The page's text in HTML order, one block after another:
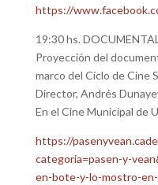
https://
19:30 hs.
Proyección del
marco del Ciclo de Cine
Director, Andrés
En el Cine Municipal de
https://
categoria=pasen-y-
en-bote-y-lo-mostro-